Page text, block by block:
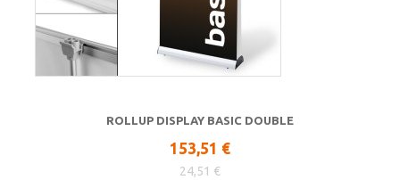
ROLLUP DISPLAY BASIC DOUBLE
153,51 €
24,51 €